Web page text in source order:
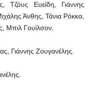
Τζόυς Ευείδη, Γιάννης
Άνθης, Τάνια Ρόκκα,
Μπιλ Γουίλσον.
Γιάννης Ζουγανέλης.